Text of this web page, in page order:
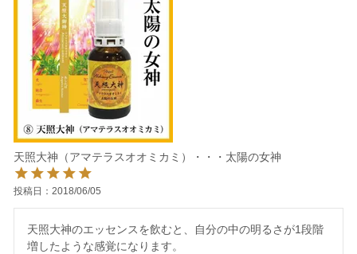
天照大神（アマテラスオオミカミ）・・・太陽の女神
投稿日 2018/06/05
天照大神のエッセンスを飲むと、自分の中の明るさが1段階
増したような感覚になります。